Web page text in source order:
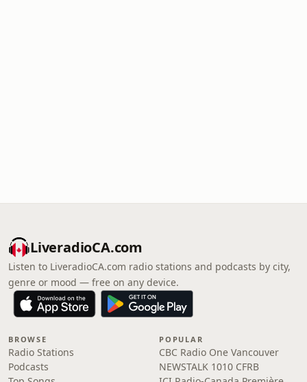
LiveradioCA.com
Listen to LiveradioCA.com radio stations and podcasts by city,
genre or mood — free on any device.
BROWSE
Radio Stations
Podcasts
POPULAR
CBC Radio One Vancouver
NEWSTALK 1010 CFRB